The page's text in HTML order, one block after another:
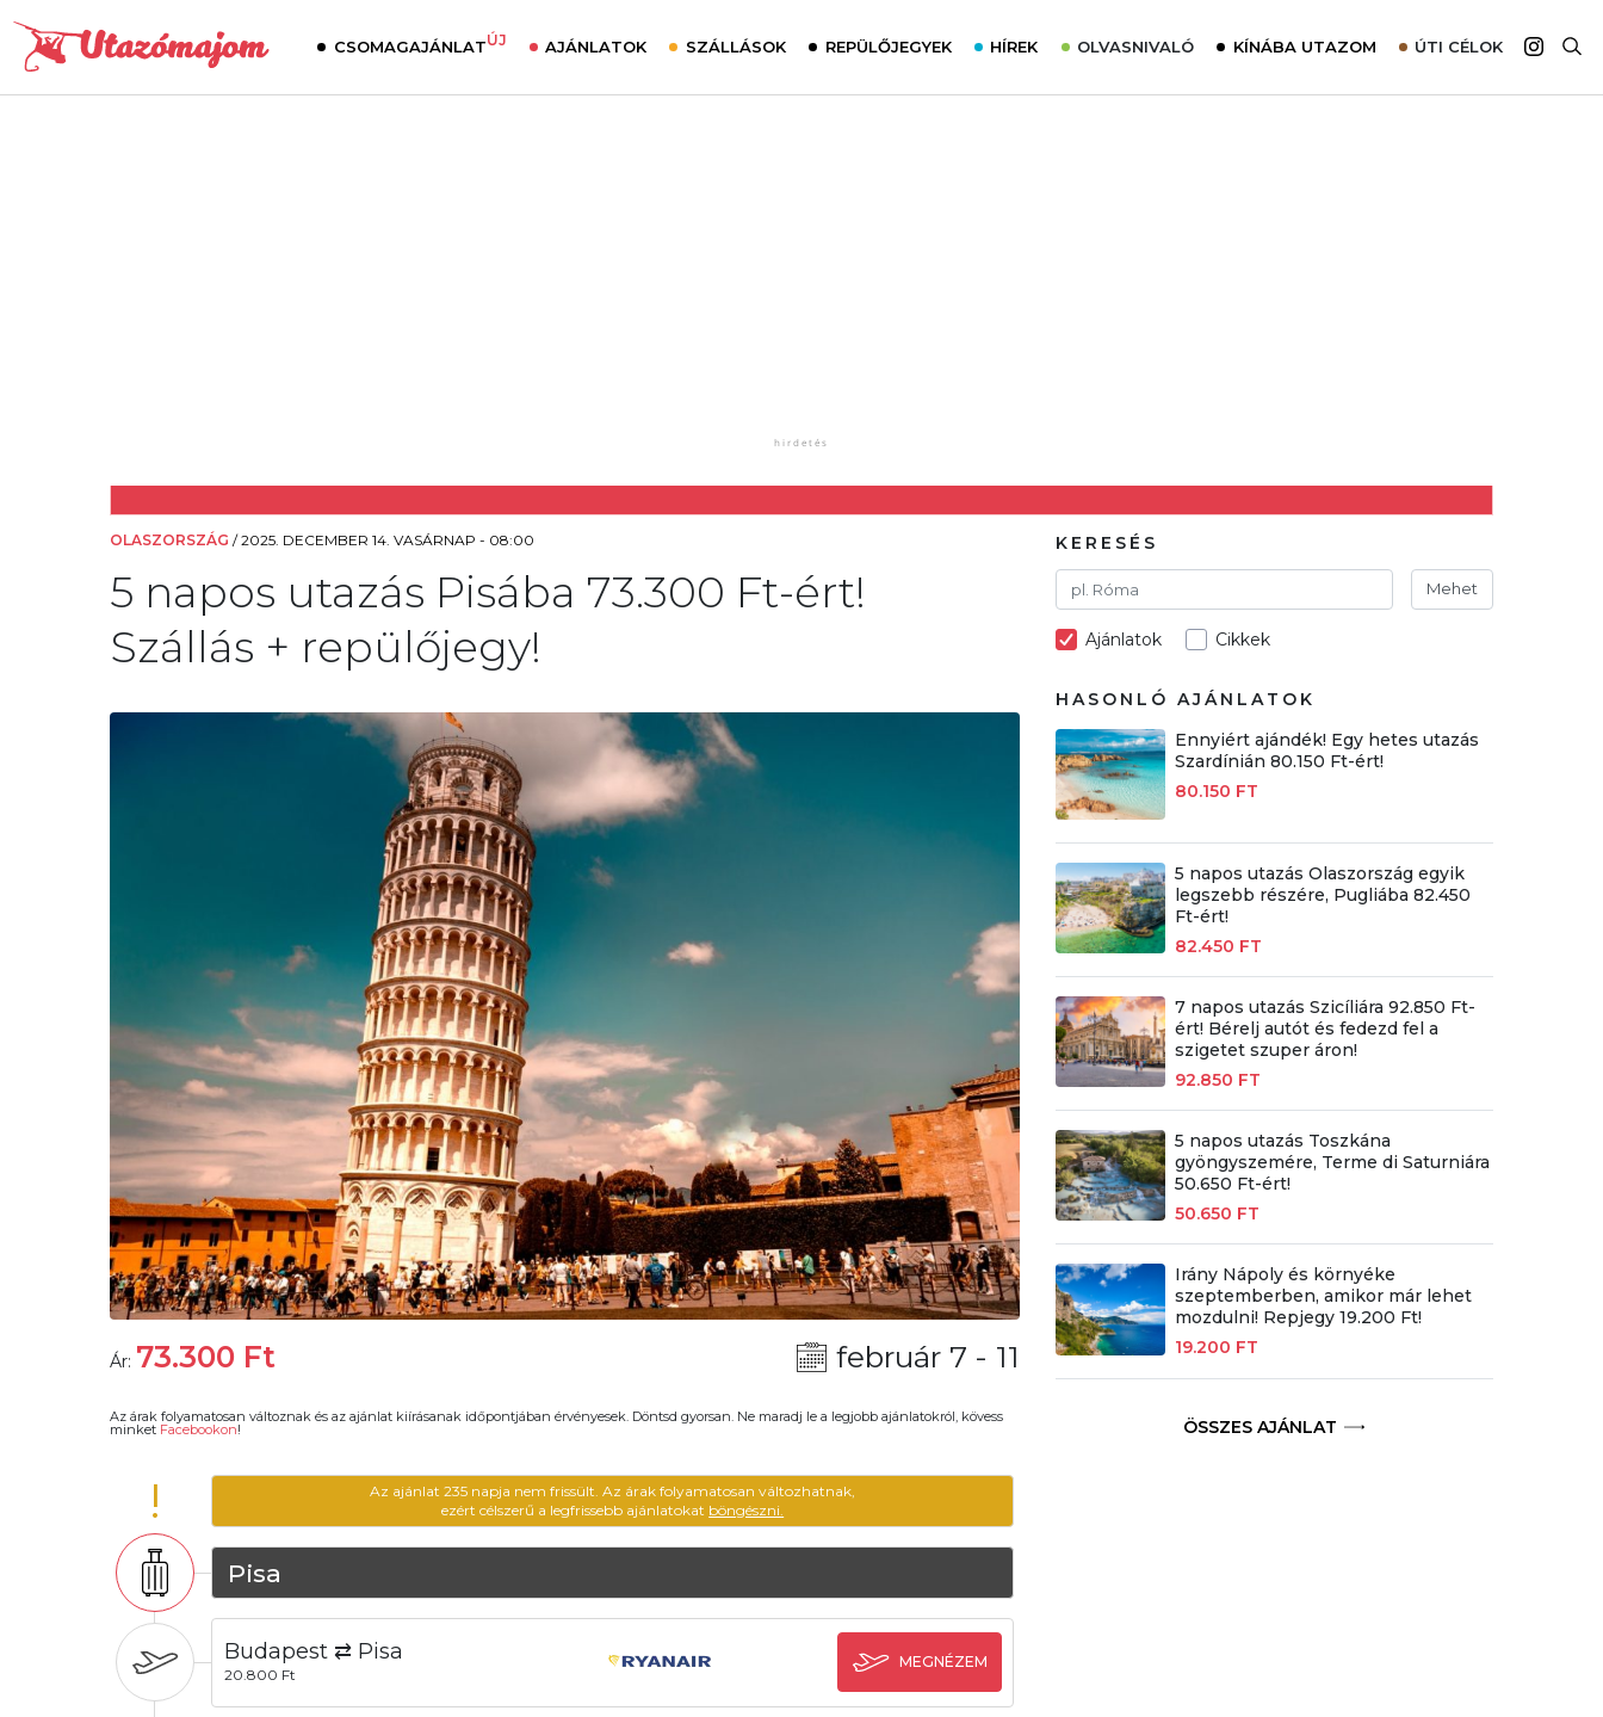
CSOMAGAJÁNLATÚJ AJÁNLATOK SZÁLLÁSOK REPÜLŐJEGYEK HÍREK OLVASNIVALÓ KÍNÁBA UTAZOM ÚTI CÉLOK
OLASZORSZÁG /2025. DECEMBER 14. VASÁRNAP - 08:00
5 napos utazás Pisába 73.300 Ft-ért!
Szállás + repülőjegy!
Ár: 73.300 Ft február 7 - 11
Az árak folyamatosan változnak és az ajánlat kiírásanak időpontjában érvényesek. Döntsd gyorsan. Ne maradj le a legjobb ajánlatokról, kövess
minket Facebookon!
!
Az ajánlat 235 napja nem frissült. Az árak folyamatosan változhatnak,
ezért célszerű a legfrissebb ajánlatokat böngészni.
Pisa
Budapest ⇄ Pisa
20.800 Ft
MEGNÉZEM
KERESÉS
Mehet
Ajánlatok Cikkek
HASONLÓ AJÁNLATOK
Ennyiért ajándék! Egy hetes utazás
Szardínián 80.150 Ft-ért!
80.150 FT
5 napos utazás Olaszország egyik
legszebb részére, Pugliába 82.450
Ft-ért!
82.450 FT
7 napos utazás Szicíliára 92.850 Ft-
ért! Bérelj autót és fedezd fel a
szigetet szuper áron!
92.850 FT
5 napos utazás Toszkána
gyöngyszemére, Terme di Saturniára
50.650 Ft-ért!
50.650 FT
Irány Nápoly és környéke
szeptemberben, amikor már lehet
mozdulni! Repjegy 19.200 Ft!
19.200 FT
ÖSSZES AJÁNLAT